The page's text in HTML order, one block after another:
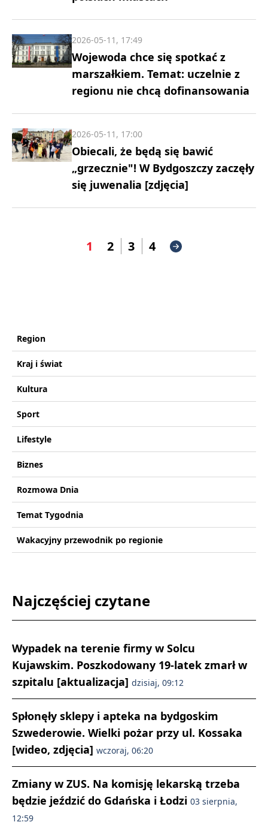
Wojewoda chce się spotkać z
marszałkiem. Temat: uczelnie z
regionu nie chcą dofinansowania
2026-05-11, 17:49
Obiecali, że będą się bawić
„grzecznie"! W Bydgoszczy zaczęły
się juwenalia [zdjęcia]
2026-05-11, 17:00
1 2 3 4
Region
Kraj i świat
Kultura
Sport
Lifestyle
Biznes
Rozmowa Dnia
Temat Tygodnia
Wakacyjny przewodnik po regionie
Najczęściej czytane
Wypadek na terenie firmy w Solcu
Kujawskim. Poszkodowany 19-latek zmarł w
szpitalu [aktualizacja] dzisiaj, 09:12
Spłonęły sklepy i apteka na bydgoskim
Szwederowie. Wielki pożar przy ul. Kossaka
[wideo, zdjęcia] wczoraj, 06:20
Zmiany w ZUS. Na komisję lekarską trzeba
będzie jeździć do Gdańska i Łodzi 03 sierpnia,
12:59